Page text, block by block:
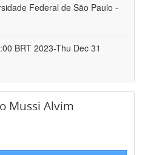
Federal de São Paulo -
BRT 2023-Thu Dec 31
Mussi Alvim